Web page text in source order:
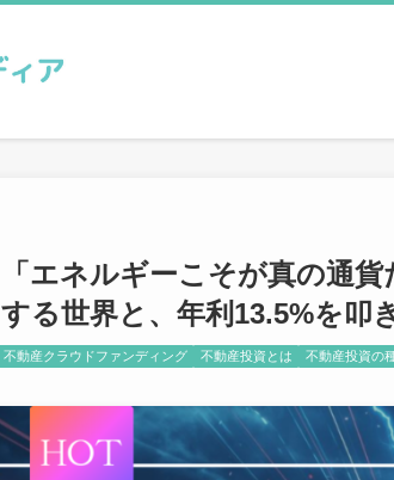
「エネルギーこそが真の通
する世界と、年利13.5%を叩
不動産クラウドファンディング 不動産投資とは 不動産投資の